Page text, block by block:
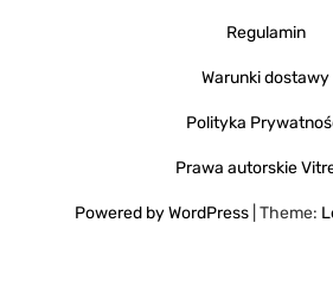
Regulamin
Warunki dostawy
Polityka
Prawa autorskie
Powered by WordPress Theme: